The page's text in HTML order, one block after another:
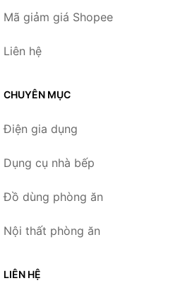
Mã giảm giá Shopee
Liên hệ
CHUYÊN MỤC
Điện gia dụng
Dụng cụ nhà bếp
Đồ dùng phòng ăn
Nội thất phòng ăn
LIÊN HỆ